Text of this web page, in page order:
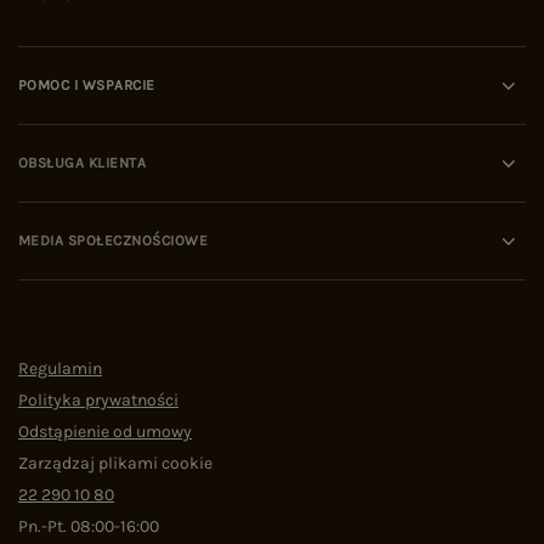
POMOC I WSPARCIE
OBSŁUGA KLIENTA
MEDIA SPOŁECZNOŚCIOWE
Regulamin
Polityka prywatności
Odstąpienie od umowy
Zarządzaj plikami cookie
22 290 10 80
Pn.-Pt. 08:00-16:00